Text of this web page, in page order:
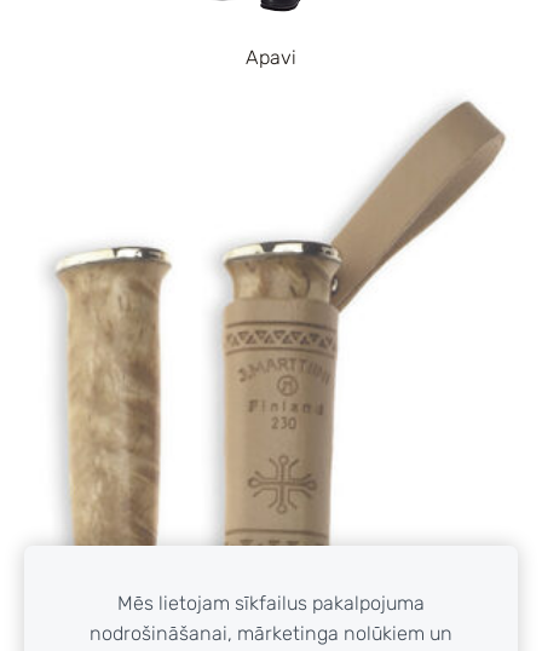
Apavi
Mēs lietojam sīkfailus pakalpojuma
nodrošināšanai, mārketinga nolūkiem un